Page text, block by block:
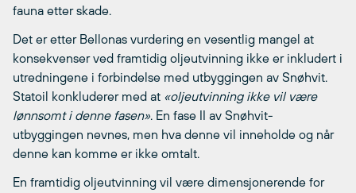
fauna etter skade.
Det er etter Bellonas vurdering en vesentlig mangel at
konsekvenser ved framtidig oljeutvinning ikke er inkludert i
utredningene i forbindelse med utbyggingen av Snøhvit.
Statoil konkluderer med at «oljeutvinning ikke vil være
lønnsomt i denne fasen». En fase II av Snøhvit-
utbyggingen nevnes, men hva denne vil inneholde og når
denne kan komme er ikke omtalt.
En framtidig oljeutvinning vil være dimensjonerende for